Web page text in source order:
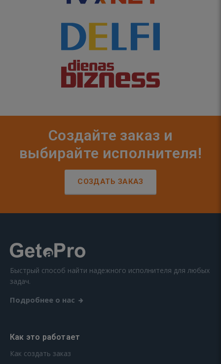
Создайте заказ и
выбирайте исполнителя!
СОЗДАТЬ ЗАКАЗ
Быстрый способ найти надежного исполнителя для любых
задач.
Подробнее о нас
Как это работает
Как создать заказ